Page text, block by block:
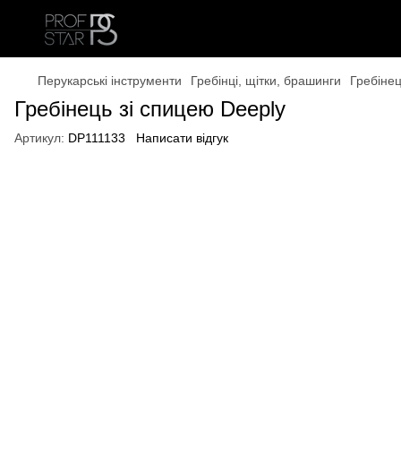
Перукарські інструменти Гребінці, щітки, брашинги
Гребінець зі спицею Deeply
Артикул: DP111133 Написати відгук